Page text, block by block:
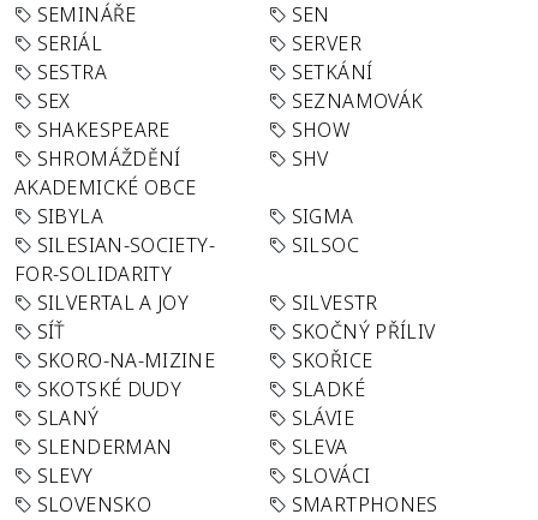
SEMINÁŘE
SEN
SERIÁL
SERVER
SESTRA
SETKÁNÍ
SEX
SEZNAMOVÁK
SHAKESPEARE
SHOW
SHROMÁŽDĚNÍ
AKADEMICKÉ OBCE
SHV
SIBYLA
SIGMA
SILESIAN-SOCIETY-
FOR-SOLIDARITY
SILSOC
SILVERTAL A JOY
SILVESTR
SÍŤ
SKOČNÝ PŘÍLIV
SKORO-NA-MIZINE
SKOŘICE
SKOTSKÉ DUDY
SLADKÉ
SLANÝ
SLÁVIE
SLENDERMAN
SLEVA
SLEVY
SLOVÁCI
SLOVENSKO
SMARTPHONES